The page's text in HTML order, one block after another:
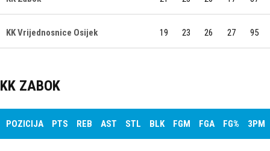
KK Vrijednosnice Osijek 19 23 26 27 95
KK ZABOK
POZICIJA PTS REB AST STL BLK FGM FGA FG% 3PM